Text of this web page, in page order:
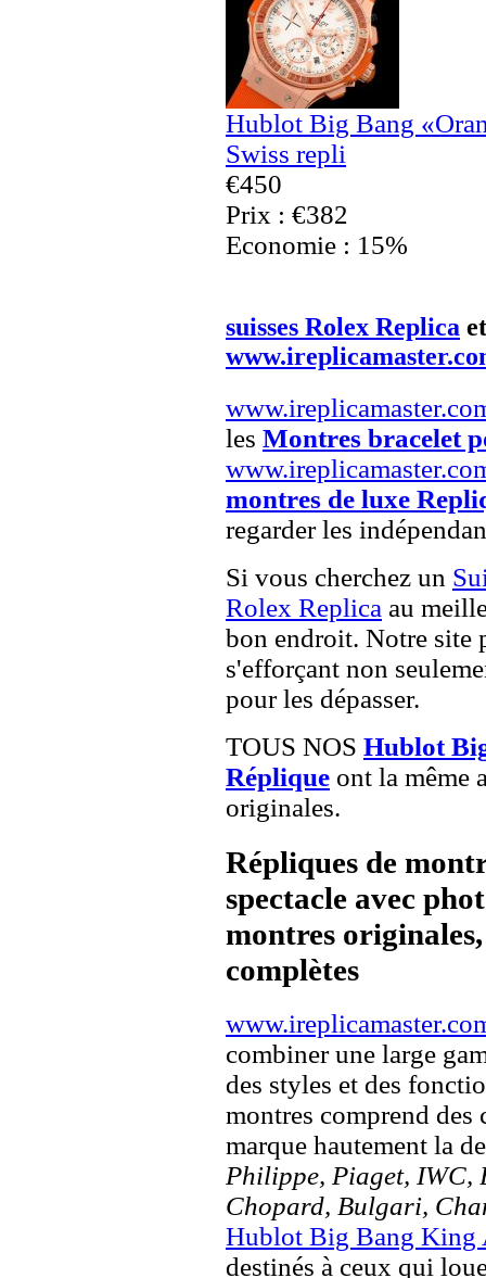
Hublot Big Bang
Swiss repli
€450
Prix : €382
Economie : 15%
suisses Rolex Replica
les Montres bracelet
montres de luxe
regarder les
Si vous cherchez un
Rolex Replica au
bon endroit. Notre site
s'efforçant non
pour les dépasser.
TOUS NOS Hublot
Réplique ont la même
originales.
Répliques de
spectacle avec
montres
complètes
combiner une large
des styles et des
montres comprend des
marque hautement la
Philippe, Piaget, IWC,
Chopard, Bulgari,
Hublot Big Bang King
destinés à ceux qui